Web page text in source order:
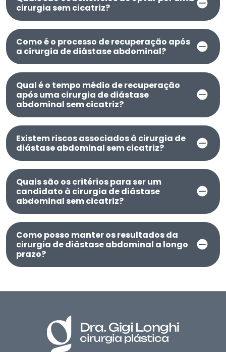
cirurgia sem cicatriz?
Como é o processo de recuperação após
a cirurgia de diástase abdominal?
Qual é o tempo médio de recuperação
após uma cirurgia de diástase
abdominal sem cicatriz?
Existem riscos associados à cirurgia de
diástase abdominal sem cicatriz?
Quais são os critérios para ser um
candidato à cirurgia de diástase
abdominal sem cicatriz?
Como posso manter os resultados da
cirurgia de diástase abdominal a longo
prazo?